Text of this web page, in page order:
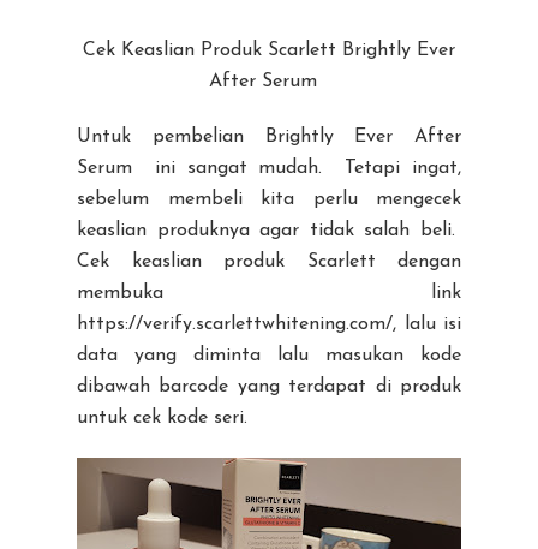
Cek Keaslian Produk Scarlett Brightly Ever
After Serum
Untuk pembelian Brightly Ever After
Serum ini sangat mudah. Tetapi ingat,
sebelum membeli kita perlu mengecek
keaslian produknya agar tidak salah beli.
Cek keaslian produk Scarlett dengan
membuka link
https://verify.scarlettwhitening.com/, lalu isi
data yang diminta lalu masukan kode
dibawah barcode yang terdapat di produk
untuk cek kode seri.